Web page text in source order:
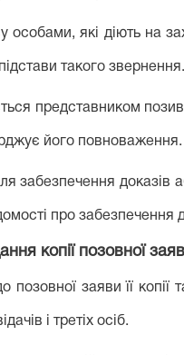
особами, які діють на
такого звернення.
представником
його повноваження.
забезпечення доказів
про забезпечення
копії позовної
заяви її копії
і третіх осіб.